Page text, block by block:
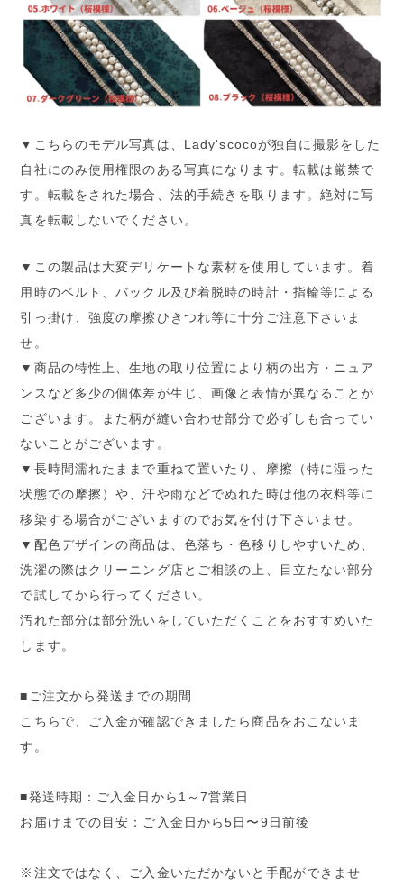
▼こちらのモデル写真は、Lady'scocoが独自に撮影をした
自社にのみ使用権限のある写真になります。転載は厳禁で
す。転載をされた場合、法的手続きを取ります。絶対に写
真を転載しないでください。
▼この製品は大変デリケートな素材を使用しています。着
用時のベルト、バックル及び着脱時の時計・指輪等による
引っ掛け、強度の摩擦ひきつれ等に十分ご注意下さいま
せ。
▼商品の特性上、生地の取り位置により柄の出方・ニュア
ンスなど多少の個体差が生じ、画像と表情が異なることが
ございます。また柄が縫い合わせ部分で必ずしも合ってい
ないことがございます。
▼長時間濡れたままで重ねて置いたり、摩擦（特に湿った
状態での摩擦）や、汗や雨などでぬれた時は他の衣料等に
移染する場合がございますのでお気を付け下さいませ。
▼配色デザインの商品は、色落ち・色移りしやすいため、
洗濯の際はクリーニング店とご相談の上、目立たない部分
で試してから行ってください。
汚れた部分は部分洗いをしていただくことをおすすめいた
します。
■ご注文から発送までの期間
こちらで、ご入金が確認できましたら商品をおこないま
す。
■発送時期：ご入金日から1～7営業日
お届けまでの目安：ご入金日から5日〜9日前後
※注文ではなく、ご入金いただかないと手配ができませ